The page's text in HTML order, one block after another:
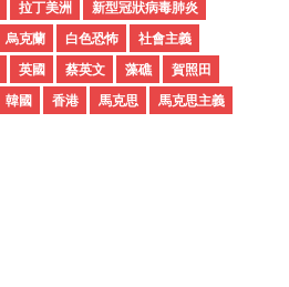
拉丁美洲
新型冠狀病毒肺炎
烏克蘭 白色恐怖
社會主義
英國 蔡英文 藻礁
賀照田
韓國 香港 馬克思 馬克思主義